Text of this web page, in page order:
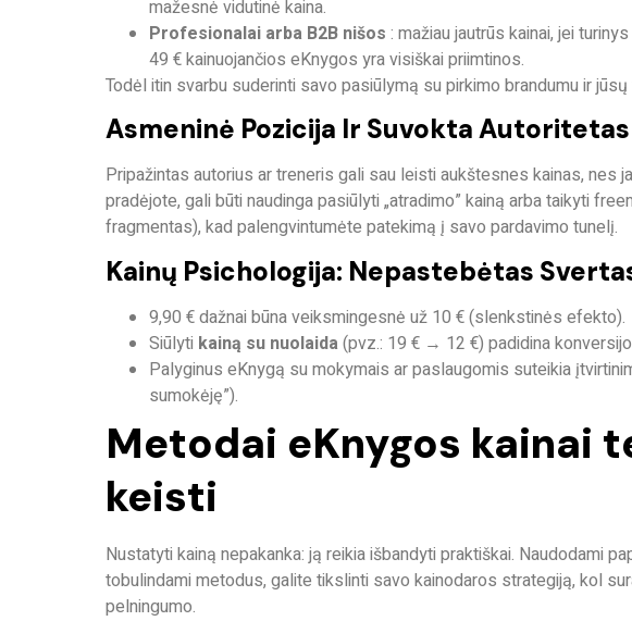
mažesnė vidutinė kaina.
Profesionalai arba B2B nišos : mažiau jautrūs kainai, jei
49 € kainuojančios eKnygos yra visiškai priimtinos.
Todėl itin svarbu suderinti savo pasiūlymą su pirkimo brandumu ir
Asmeninė Pozicija Ir Suvokta Autoritetas
Pripažintas autorius ar treneris gali sau leisti aukštesnes kainas, nes
pradėjote, gali būti naudinga pasiūlyti „atradimo” kainą arba taikyti
fragmentas), kad palengvintumėte patekimą į savo pardavimo tunelį.
Kainų Psichologija: Nepastebėtas
9,90 € dažnai būna veiksmingesnė už 10 € (slenkstinės efekto).
Siūlyti kainą su nuolaida(pvz.: 19 € → 12 €) padidina
Palyginus eKnygą su mokymais ar paslaugomis suteikia
sumokėję”).
Metodai eKnygos kainai
keisti
Nustatyti kainą nepakanka: ją reikiaišbandyti praktiškai. Naudodami
tobulindami metodus, galite tikslinti savo kainodaros strategiją, kol
pelningumo.